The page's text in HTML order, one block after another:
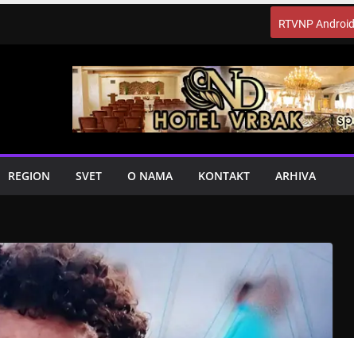
RTVNP Android
REGION SVET O NAMA KONTAKT ARHIVA